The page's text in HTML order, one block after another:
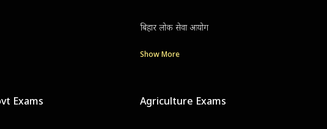
बिहार लोक सेवा आयोग
Show More
Exams Agriculture Exams